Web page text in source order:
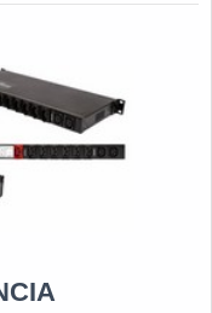
e